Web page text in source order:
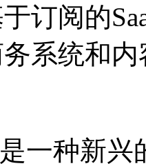
订阅的
系统和
一种新